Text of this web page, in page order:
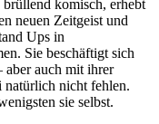
komisch, erhebt
neuen Zeitgeist und
Ups in
Sie beschäftigt sich
aber auch mit ihrer
natürlich nicht fehlen.
sie selbst.